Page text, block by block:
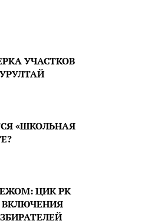
УЧАСТКОВ
«ШКОЛЬНАЯ
ЦИК РК
ВКЛЮЧЕНИЯ